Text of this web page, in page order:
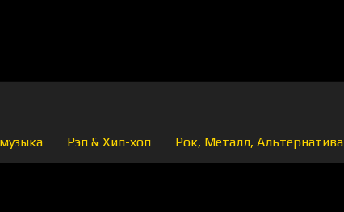
Рэп & Хип-хоп Рок, Металл, Альтернатива